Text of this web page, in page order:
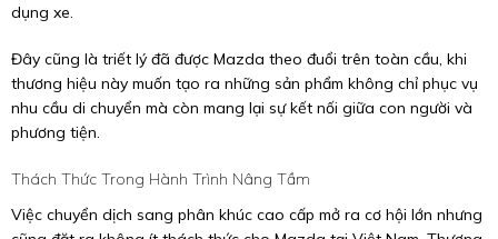
dụng xe.
Đây cũng là triết lý đã được Mazda theo đuổi trên toàn cầu, khi
thương hiệu này muốn tạo ra những sản phẩm không chỉ phục vụ
nhu cầu di chuyển mà còn mang lại sự kết nối giữa con người và
phương tiện.
Thách Thức Trong Hành Trình Nâng Tầm
Việc chuyển dịch sang phân khúc cao cấp mở ra cơ hội lớn nhưng